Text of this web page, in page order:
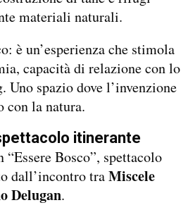
materiali naturali.
è un’esperienza che stimola
capacità di relazione con lo
Uno spazio dove l’invenzione
con la natura.
itinerante
Bosco”, spettacolo
dall’incontro traMiscele
Delugan.